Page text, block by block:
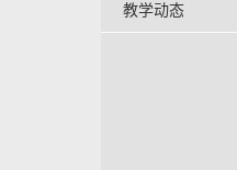
教学动态